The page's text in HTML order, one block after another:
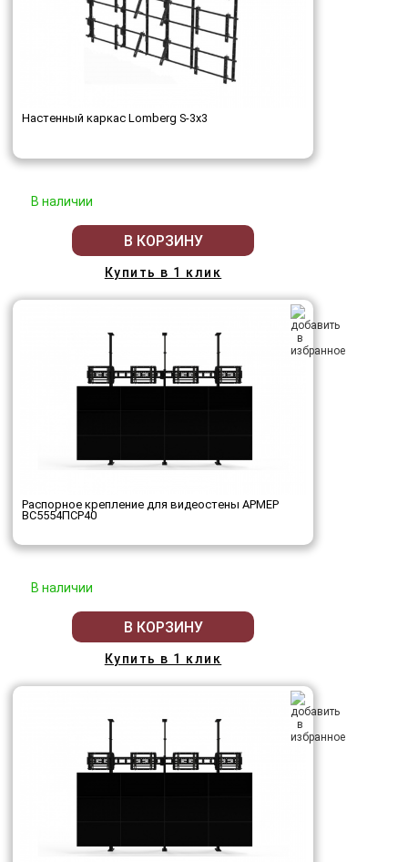
Настенный каркас Lomberg S-3х3
В наличии
В КОРЗИНУ
Купить в 1 клик
Распорное крепление для видеостены АРМЕР
ВС5554ПСР40
В наличии
В КОРЗИНУ
Купить в 1 клик